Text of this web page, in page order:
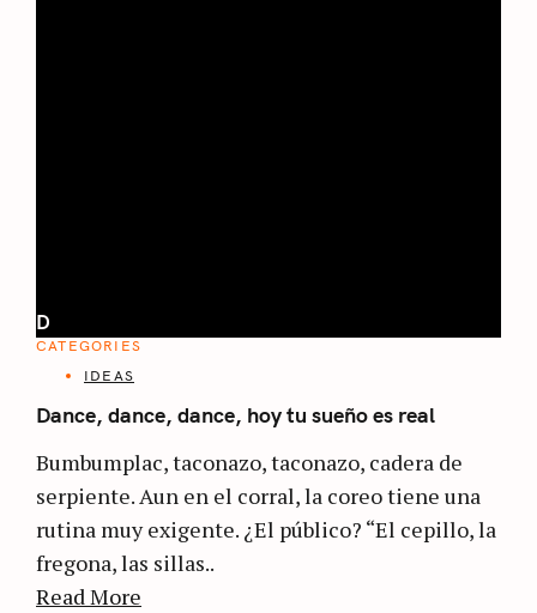
D
CATEGORIES
IDEAS
Dance, dance, dance, hoy tu sueño es real
Bumbumplac, taconazo, taconazo, cadera de
serpiente. Aun en el corral, la coreo tiene una
rutina muy exigente. ¿El público? “El cepillo, la
fregona, las sillas..
Read More